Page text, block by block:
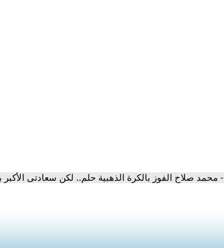
- محمد صلاح الفوز بالكرة الذهبية حلم.. لكن سعادتى